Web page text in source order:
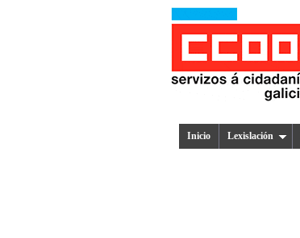
Inicio Lexislación